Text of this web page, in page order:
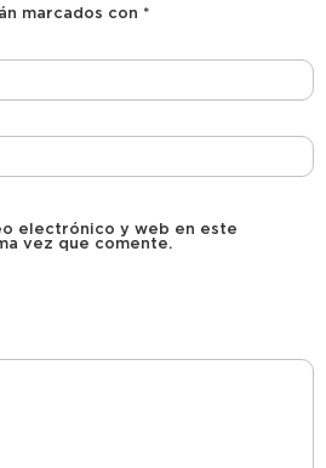
marcados con *
electrónico y web en este
vez que comente.